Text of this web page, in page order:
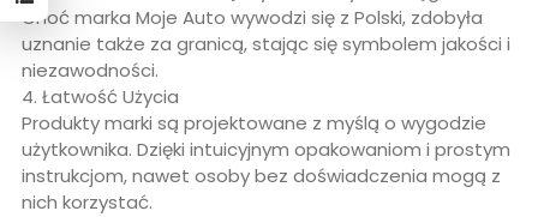
Choć marka Moje Auto wywodzi się z Polski, zdobyła
uznanie także za granicą, stając się symbolem jakości i
niezawodności.
4. Łatwość Użycia
Produkty marki są projektowane z myślą o wygodzie
użytkownika. Dzięki intuicyjnym opakowaniom i prostym
instrukcjom, nawet osoby bez doświadczenia mogą z
nich korzystać.